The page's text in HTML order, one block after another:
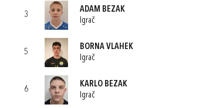
3
ADAM BEZAK
Igrač
5
BORNA VLAHEK
Igrač
6
KARLO BEZAK
Igrač